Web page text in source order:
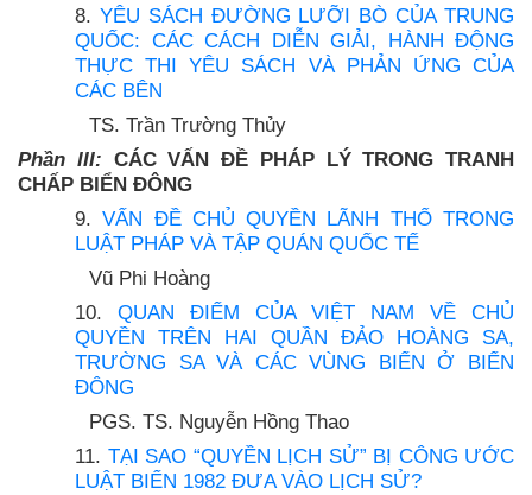
8. YÊU SÁCH ĐƯỜNG LƯỠI BÒ CỦA TRUNG
QUỐC: CÁC CÁCH DIỄN GIẢI, HÀNH ĐỘNG
THỰC THI YÊU SÁCH VÀ PHẢN ỨNG CỦA
CÁC BÊN
TS. Trần Trường Thủy
Phần III: CÁC VẤN ĐỀ PHÁP LÝ TRONG TRANH
CHẤP BIỂN ĐÔNG
9.VẤN ĐỀ CHỦ QUYỀN LÃNH THỔ TRONG
LUẬT PHÁP VÀ TẬP QUÁN QUỐC TẾ
Vũ Phi Hoàng
10. QUAN ĐIỂM CỦA VIỆT NAM VỀ CHỦ
QUYỀN TRÊN HAI QUẦN ĐẢO HOÀNG SA,
TRƯỜNG SA VÀ CÁC VÙNG BIỂN Ở BIỂN
ĐÔNG
PGS. TS. Nguyễn Hồng Thao
11. TẠI SAO “QUYỀN LỊCH SỬ” BỊ CÔNG ƯỚC
LUẬT BIỂN 1982 ĐƯA VÀO LỊCH SỬ?